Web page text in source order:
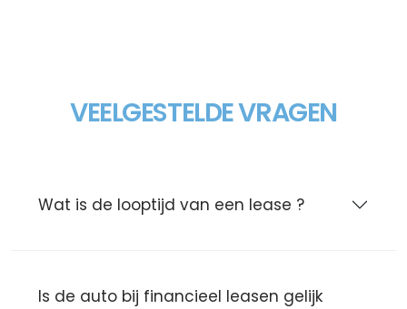
VEELGESTELDE VRAGEN
Wat is de looptijd van een lease ?
Is de auto bij financieel leasen gelijk